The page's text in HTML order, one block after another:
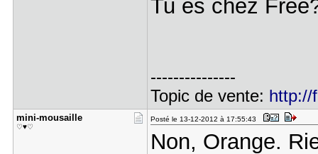
Tu es chez
---------------
Topic de vente: http://
mini-mousa​ille
♡♥♡
Posté le 13-12-2012 à 17:55:43
Non, Orange.